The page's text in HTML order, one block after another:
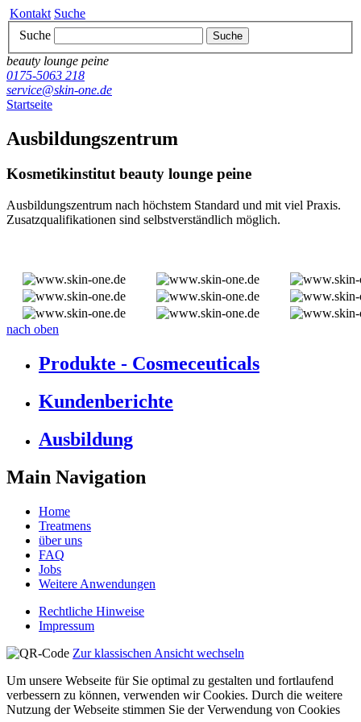
Kontakt Suche
Suche
Suche
beauty lounge peine
0175-5063 218
service@skin-one.de
Startseite
Ausbildungszentrum
Kosmetikinstitut beauty lounge peine
Ausbildungszentrum nach höchstem Standard und mit viel Praxis.
Zusatzqualifikationen sind selbstverständlich möglich.
nach oben
Produkte - Cosmeceuticals
Kundenberichte
Ausbildung
Main Navigation
Home
Treatmens
über uns
FAQ
Jobs
Weitere Anwendungen
Rechtliche Hinweise
Impressum
Zur klassischen Ansicht wechseln
Um unsere Webseite für Sie optimal zu gestalten und fortlaufend
verbessern zu können, verwenden wir Cookies. Durch die weitere
Nutzung der Webseite stimmen Sie der Verwendung von Cookies